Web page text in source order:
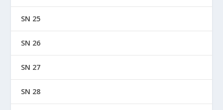
SN 25
SN 26
SN 27
SN 28